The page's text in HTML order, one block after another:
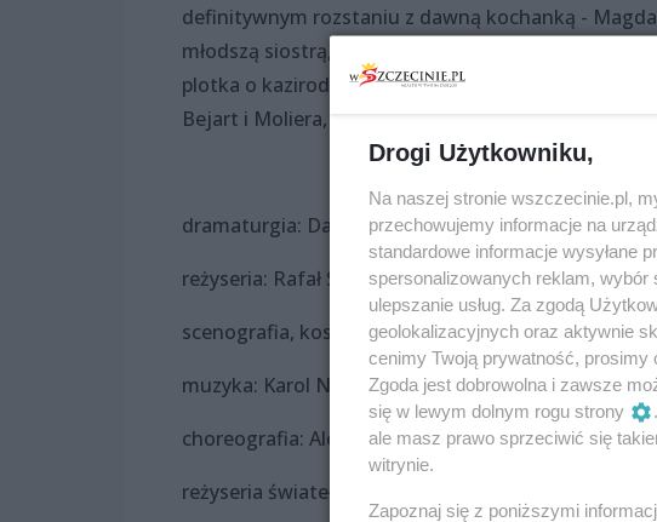
definitywnym rozstaniu z dawną kochanką -
młodszą siostrą, Armandą. Ta aktorka nie jest mu
plotka o kazirodczym związku Moliera i Armandy.
Bejart i Moliera, która urodziła się podczas
dramaturgia: Daria Kubisiak
reżyseria: Rafał Szumski
scenografia, kostiumy: Aleksandra Grabowska
muzyka: Karol Nepelski, Oktawia Pączkowska
choreografia: Aleksander Kopański
reżyseria świateł: Monika Stolarska
Drogi Użytkowniku,
Na naszej stronie wszczecinie.pl,
przechowujemy informacje na
standardowe informacje wysyłane
spersonalizowanych reklam,
ulepszanie usług. Za zgodą
geolokalizacyjnych oraz aktywnie
cenimy Twoją prywatność, prosimy
Zgoda jest dobrowolna i zawsze
się w lewym dolnym rogu strony
ale masz prawo sprzeciwić się
witrynie.
Zapoznaj się z poniższymi